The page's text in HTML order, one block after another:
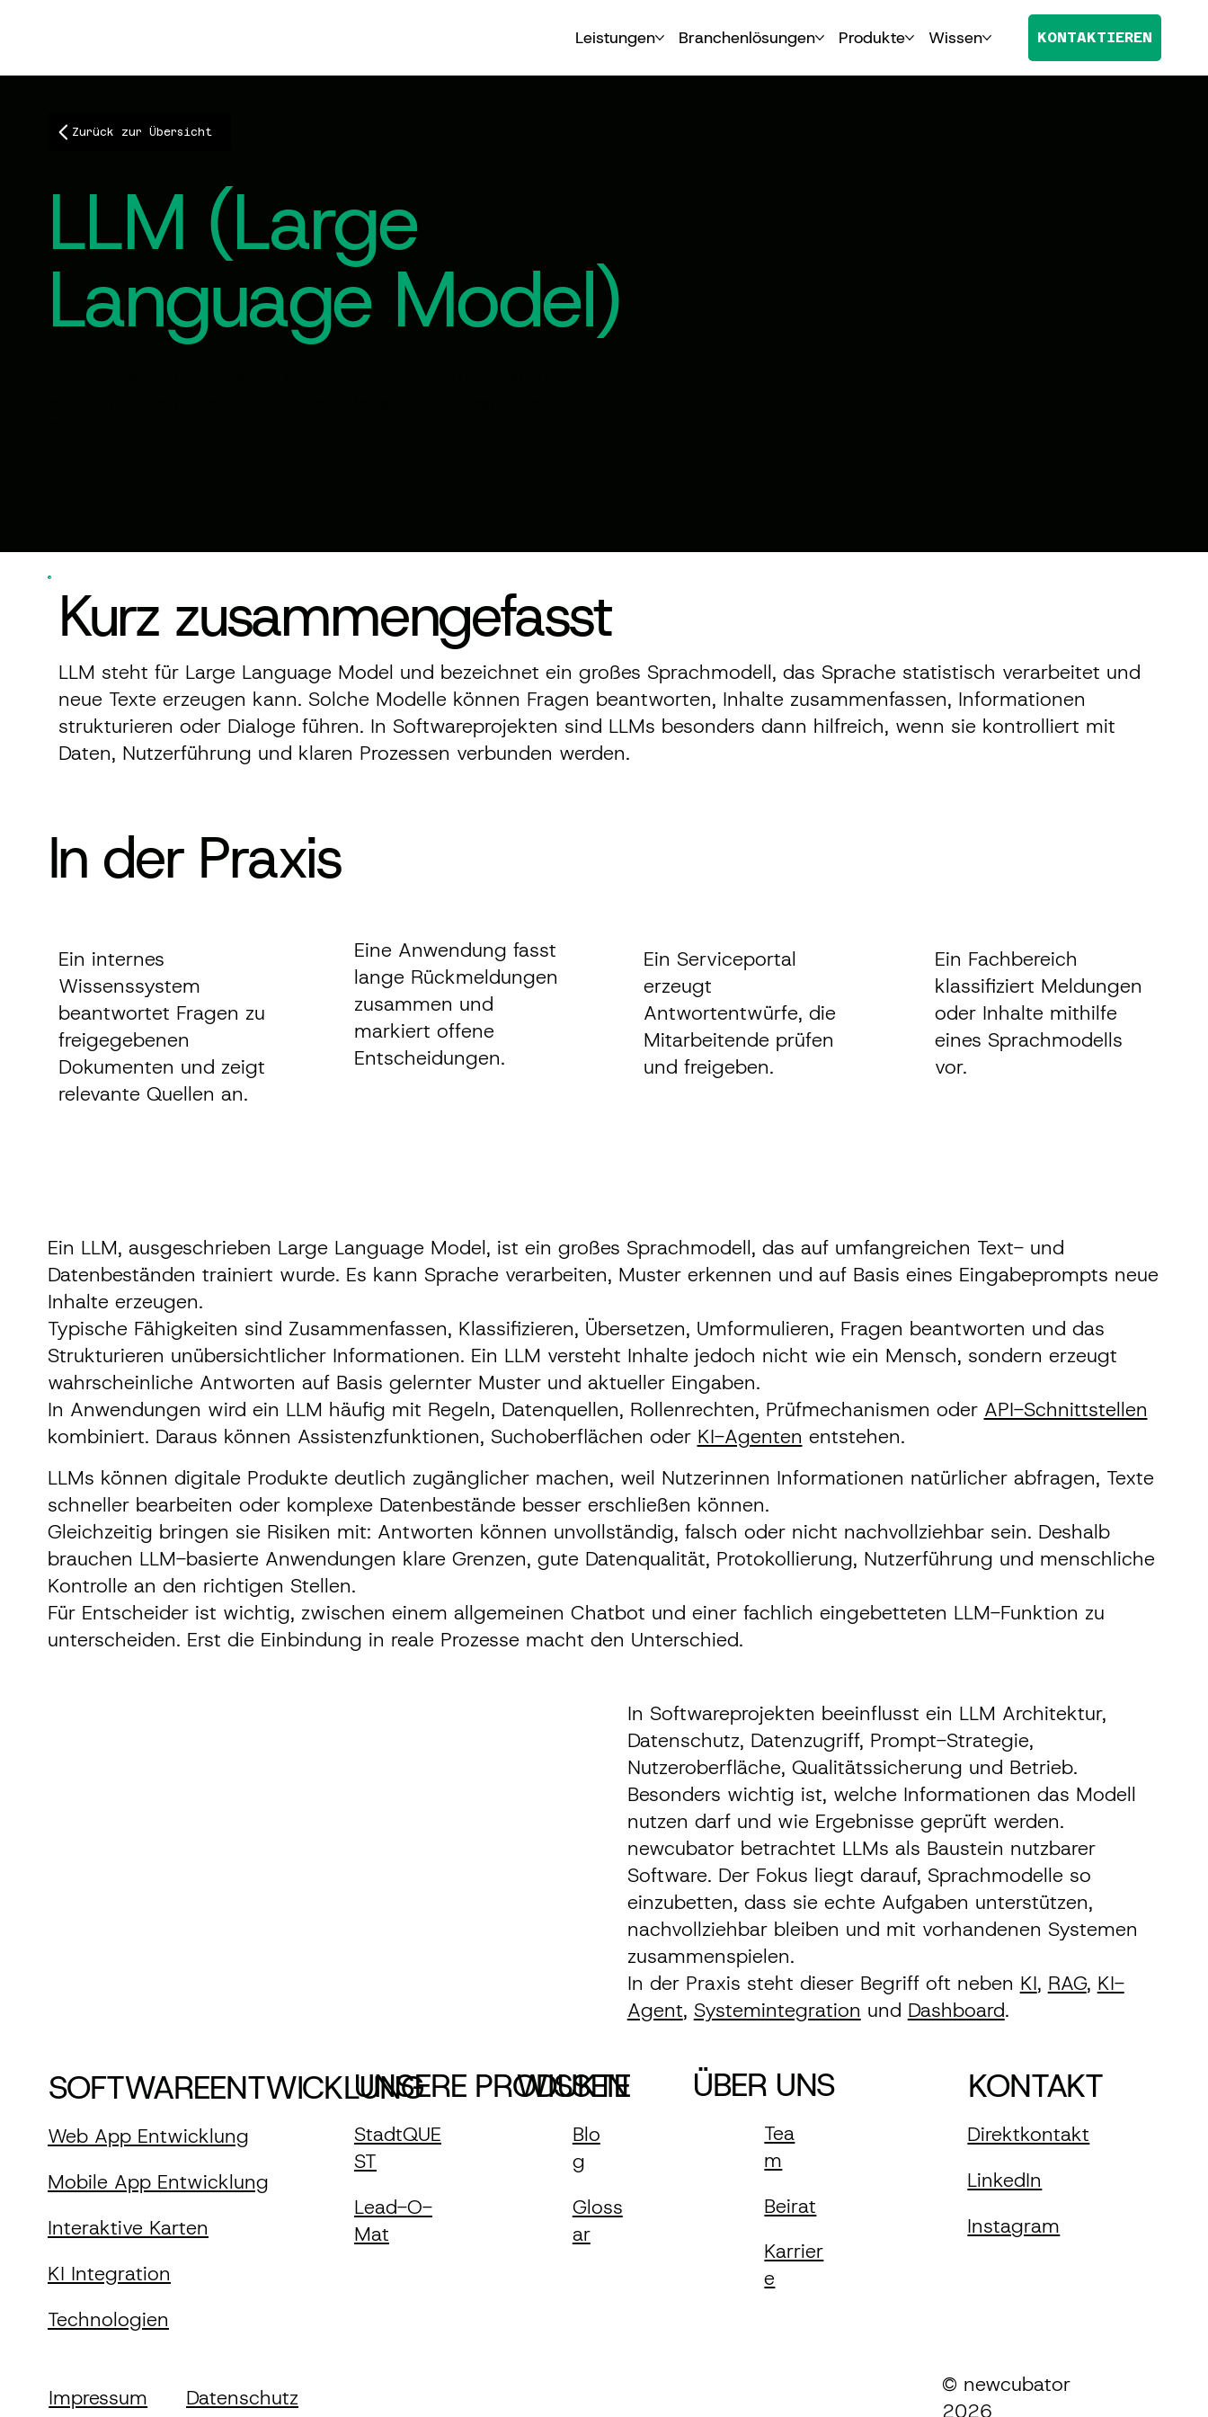
KONTAKTIEREN
Leistungen Branchenlösungen Produkte Wissen
Zurück zur Übersicht
LLM (Large
Language Model)
Kurz zusammengefasst
LLM steht für Large Language Model und bezeichnet ein großes Sprachmodell, das Sprache statistisch verarbeitet und
neue Texte erzeugen kann. Solche Modelle können Fragen beantworten, Inhalte zusammenfassen, Informationen
strukturieren oder Dialoge führen. In Softwareprojekten sind LLMs besonders dann hilfreich, wenn sie kontrolliert mit
Daten, Nutzerführung und klaren Prozessen verbunden werden.
In der Praxis
Ein internes
Wissenssystem
beantwortet Fragen zu
freigegebenen
Dokumenten und zeigt
relevante Quellen an.
Eine Anwendung fasst
lange Rückmeldungen
zusammen und
markiert offene
Entscheidungen.
Ein Serviceportal
erzeugt
Antwortentwürfe, die
Mitarbeitende prüfen
und freigeben.
Ein Fachbereich
klassifiziert Meldungen
oder Inhalte mithilfe
eines Sprachmodells
vor.
Ein LLM, ausgeschrieben Large Language Model, ist ein großes Sprachmodell, das auf umfangreichen Text- und
Datenbeständen trainiert wurde. Es kann Sprache verarbeiten, Muster erkennen und auf Basis eines Eingabeprompts neue
Inhalte erzeugen.
Typische Fähigkeiten sind Zusammenfassen, Klassifizieren, Übersetzen, Umformulieren, Fragen beantworten und das
Strukturieren unübersichtlicher Informationen. Ein LLM versteht Inhalte jedoch nicht wie ein Mensch, sondern erzeugt
wahrscheinliche Antworten auf Basis gelernter Muster und aktueller Eingaben.
In Anwendungen wird ein LLM häufig mit Regeln, Datenquellen, Rollenrechten, Prüfmechanismen oder API-Schnittstellen
kombiniert. Daraus können Assistenzfunktionen, Suchoberflächen oder KI-Agenten entstehen.
LLMs können digitale Produkte deutlich zugänglicher machen, weil Nutzerinnen Informationen natürlicher abfragen, Texte
schneller bearbeiten oder komplexe Datenbestände besser erschließen können.
Gleichzeitig bringen sie Risiken mit: Antworten können unvollständig, falsch oder nicht nachvollziehbar sein. Deshalb
brauchen LLM-basierte Anwendungen klare Grenzen, gute Datenqualität, Protokollierung, Nutzerführung und menschliche
Kontrolle an den richtigen Stellen.
Für Entscheider ist wichtig, zwischen einem allgemeinen Chatbot und einer fachlich eingebetteten LLM-Funktion zu
unterscheiden. Erst die Einbindung in reale Prozesse macht den Unterschied.
In Softwareprojekten beeinflusst ein LLM Architektur,
Datenschutz, Datenzugriff, Prompt-Strategie,
Nutzeroberfläche, Qualitätssicherung und Betrieb.
Besonders wichtig ist, welche Informationen das Modell
nutzen darf und wie Ergebnisse geprüft werden.
newcubator betrachtet LLMs als Baustein nutzbarer
Software. Der Fokus liegt darauf, Sprachmodelle so
einzubetten, dass sie echte Aufgaben unterstützen,
nachvollziehbar bleiben und mit vorhandenen Systemen
zusammenspielen.
In der Praxis steht dieser Begriff oft neben KI, RAG, KI-
Agent, Systemintegration und Dashboard.
SOFTWAREENTWICKLUNG
Web App Entwicklung
Mobile App Entwicklung
Interaktive Karten
KI Integration
Technologien
UNSERE PRODUKTE
StadtQUE
ST
Lead-O-
Mat
WISSEN
Blo
g
Gloss
ar
ÜBER UNS
Tea
m
Beirat
Karrier
e
KONTAKT
Direktkontakt
LinkedIn
Instagram
Impressum Datenschutz
© newcubator
2026